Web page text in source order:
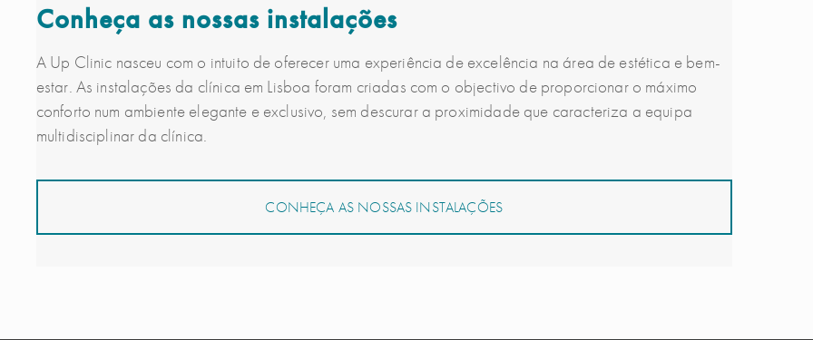
Conheça as nossas instalações
A Up Clinic nasceu com o intuito de oferecer uma experiência de excelência na área de estética e bem-
estar. As instalações da clínica em Lisboa foram criadas com o objectivo de proporcionar o máximo
conforto num ambiente elegante e exclusivo, sem descurar a proximidade que caracteriza a equipa
multidisciplinar da clínica.
CONHEÇA AS NOSSAS INSTALAÇÕES